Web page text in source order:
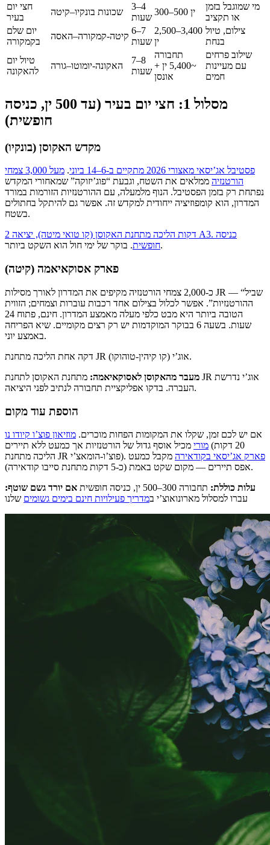
חצי יום
בעיר
שכונות בונקיו–קיטה
3–4
שעות
300–500 ין
מי שמוגבל בזמן
או תקציב
יום שלם
בקמקורה
קיטה-קמקורה–האסה
6–7
שעות
2,500–3,400
ין
צילום, טיול
בנחת
טיול יום
להאקונה
האקונה-יומוטו–גורה
7–8
שעות
תחבורה
~5,400 ין +
אונסן
שילוב פרחים
עם מעיינות
חמים
מסלול 1: חצי יום בעיר (עד 500 ין, כניסה
חופשית)
מקדש האקוסן (בונקיו)
פסטיבל אג’יסאי מאצורי 2026 מתקיים ב-6–14 ביוני .
מעל 3,000 צמחי
הורטנזיה ממלאים את השטח, וגבעת “פוג’יזוקה” שמאחורי המקדש
נפתחת רק בזמן הפסטיבל. הנוף מלמעלה, עם ההורטנזיות הזורמות במורד
המדרון, הוא קומפוזיציה ייחודית למקדש זה. אפשר גם להיתקל בחתולים
בשטח.
2 דקות הליכה מתחנת האקוסן (קו טואי מיטה), יציאה A3. כניסה
חופשית. בוקר של ימי חול הוא השקט ביותר.
פארק אסוקאיאמה (קיטה)
כ-2,000 צמחי הורטנזיה מקיפים את המדרון לאורך מסילות JR — “שביל
ההורטנזיות”. אפשר לכלול בצילום אחד רכבות עוברות וצמחים; הזווית
הטובה ביותר היא מבט כלפי מעלה מאמצע המדרון. חינם, פתוח 24
שעות. בשעה 6 בבוקר המוקדמות יש רק רצים מקומיים. שיא הפריחה
באמצע יוני.
דקה אחת הליכה מתחנת JR אוג’י (קו קיהין-טוהוקו).
מעבר מהאקוסן לאסוקאיאמה: מתחנת האקוסן לתחנת JR אוג’י נדרשת
העברה. בדקו אפליקציית תחבורה לנתיב לפני היציאה.
הוספת עוד מקום
אם יש לכם זמן, שקלו את המקומות הפחות מוכרים. מוזיאון פוצ’ו קיודו נו
מורי מכיל אוסף גדול של הורטנזיות אך כמעט ללא תיירים (20 דקות
הליכה מתחנת JR פוצ’ו-הומאצ’י).
פארק אג’יסאי בקודאירה מקבל כמעט
אפס תיירים — מקום שקט באמת (כ-5 דקות מתחנת סייבו קודאירה).
עלות כוללת: תחבורה 300–500 ין, כניסה חופשית
אם יורד גשם שוטף:
עברו למסלול מארונואוצ’י במדריך פעילויות חינם בימים גשומים שלנו